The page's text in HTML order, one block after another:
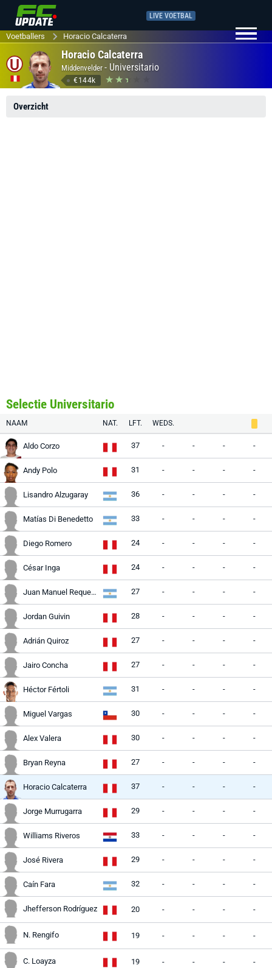
LIVE VOETBAL
Voetballers Horacio Calcaterra
Horacio Calcaterra
Middenvelder - Universitario
€144k
Overzicht
Selectie Universitario
NAAM NAT. LFT. WEDS.
Aldo Corzo 37 - - - -
Andy Polo 31 - - - -
Lisandro Alzugaray 36 - - - -
Matías Di Benedetto 33 - - - -
Diego Romero 24 - - - -
César Inga 24 - - - -
Juan Manuel Requena 27 - - - -
Jordan Guivin 28 - - - -
Adrián Quiroz 27 - - - -
Jairo Concha 27 - - - -
Héctor Fértoli 31 - - - -
Miguel Vargas 30 - - - -
Alex Valera 30 - - - -
Bryan Reyna 27 - - - -
Horacio Calcaterra 37 - - - -
Jorge Murrugarra 29 - - - -
Williams Riveros 33 - - - -
José Rivera 29 - - - -
Caín Fara 32 - - - -
Jhefferson Rodríguez 20 - - - -
N. Rengifo 19 - - - -
C. Loayza 19 - - - -